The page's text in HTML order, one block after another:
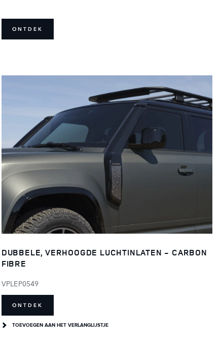
ONTDEK
DUBBELE, VERHOOGDE LUCHTINLATEN - CARBON
FIBRE
VPLEP0549
ONTDEK
TOEVOEGEN AAN HET VERLANGLIJSTJE